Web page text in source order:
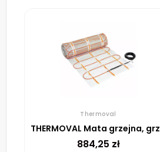
Thermoval
884,25 zł